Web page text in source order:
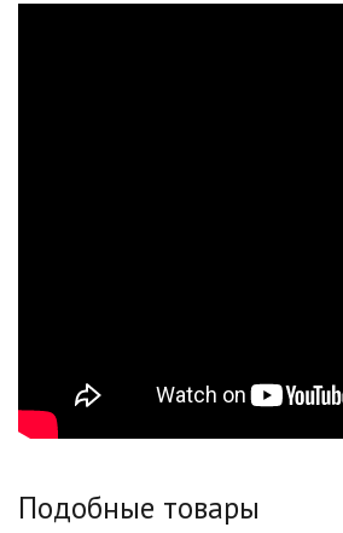
Подобные товары